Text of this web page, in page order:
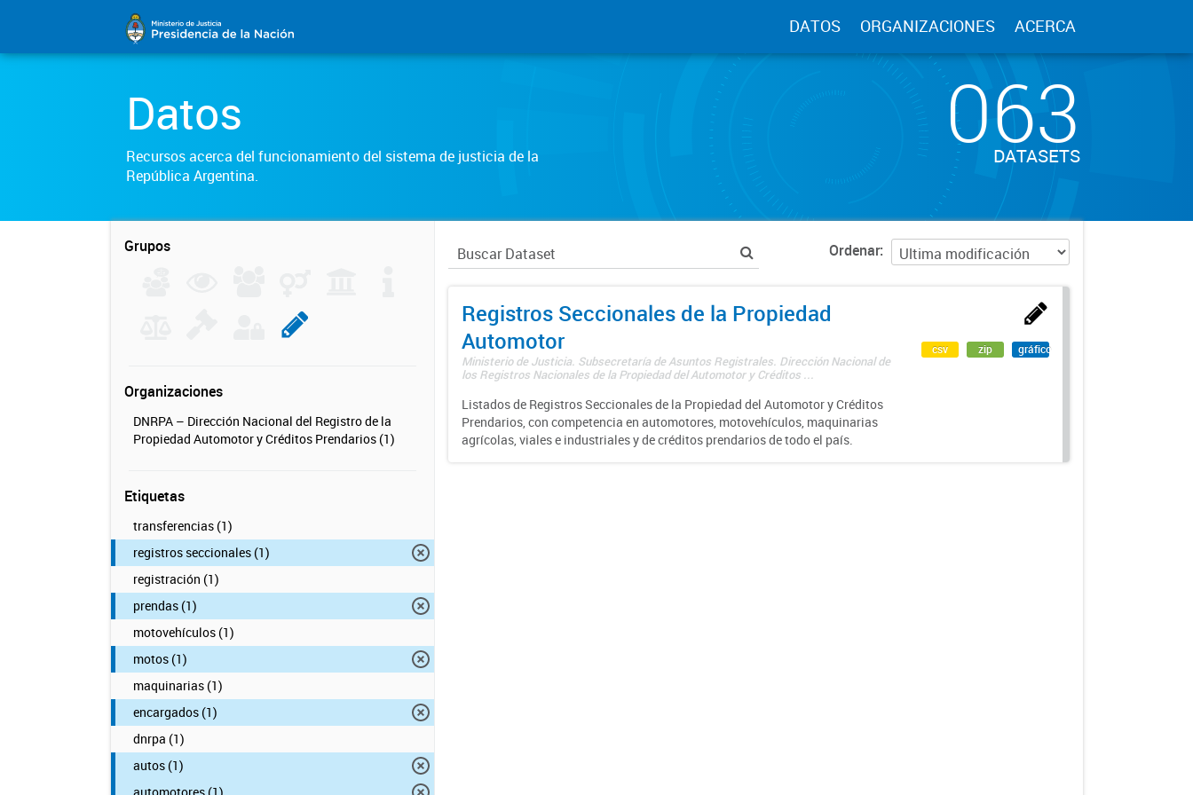
DATOS ORGANIZACIONES ACERCA
Datos
Recursos acerca del funcionamiento del sistema de justicia de la
República Argentina.
063
DATASETS
Grupos
Organizaciones
DNRPA – Dirección Nacional del Registro de la
Propiedad Automotor y Créditos Prendarios (1)
Etiquetas
transferencias (1)
registros seccionales (1)
registración (1)
prendas (1)
motovehículos (1)
motos (1)
maquinarias (1)
encargados (1)
dnrpa (1)
autos (1)
Ordenar
Registros Seccionales de la Propiedad
Automotor
Ministerio de Justicia. Subsecretaría de Asuntos Registrales. Dirección Nacional de
los Registros Nacionales de la Propiedad del Automotor y Créditos ...
Listados de Registros Seccionales de la Propiedad del Automotor y Créditos
Prendarios, con competencia en automotores, motovehículos, maquinarias
agrícolas, viales e industriales y de créditos prendarios de todo el país.
csv zip gráfico